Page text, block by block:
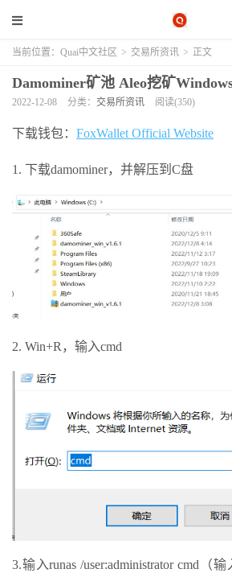
当前位置： Quai中文社区 > 交易所资讯 > 正文
Damominer矿池 Aleo挖矿
2022-12-08 分类： 交易所资讯 阅读(350)
下载钱包： FoxWallet Official Website
1. 下载damominer，并解压到C盘
2. Win+R，输入cmd
3.输入runas /user:administrator cmd（